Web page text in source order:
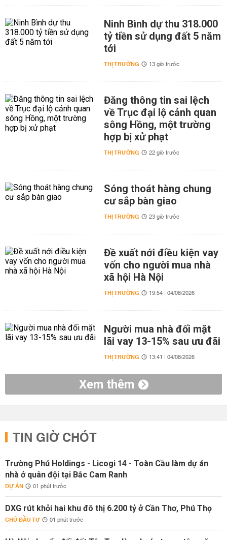
Ninh Bình dự thu 318.000
tỷ tiền sử dụng đất 5 năm
tới
THỊ TRƯỜNG 13 giờ trước
Đăng thông tin sai lệch
về Trục đại lộ cảnh quan
sông Hồng, một trường
hợp bị xử phạt
THỊ TRƯỜNG 22 giờ trước
Sóng thoát hàng chung
cư sắp bàn giao
THỊ TRƯỜNG 23 giờ trước
Đề xuất nới điều kiện vay
vốn cho người mua nhà
xã hội Hà Nội
THỊ TRƯỜNG 19:54 | 04/08/2026
Người mua nhà đối mặt
lãi vay 13-15% sau ưu đãi
THỊ TRƯỜNG 13:41 | 04/08/2026
Xem thêm
TIN GIỜ CHÓT
Trường Phú Holdings - Licogi 14 - Toàn Cầu làm dự án
nhà ở quân đội tại Bắc Cam Ranh
DỰ ÁN 01 phút trước
DXG rút khỏi hai khu đô thị 6.200 tỷ ở Cần Thơ, Phú Thọ
CHỦ ĐẦU TƯ 01 phút trước